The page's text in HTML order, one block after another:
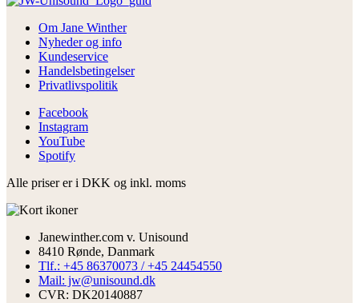
Om Jane Winther
Nyheder og info
Kundeservice
Handelsbetingelser
Privatlivspolitik
Facebook
Instagram
YouTube
Spotify
Alle priser er i DKK og inkl. moms
Janewinther.com v. Unisound
8410 Rønde, Danmark
Tlf.: +45 86370073 / +45 24454550
Mail: jw@unisound.dk
CVR: DK20140887